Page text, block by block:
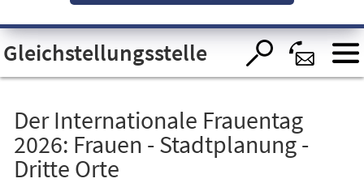
Visuelle
Assistenzsoftware
öffnen.
Gleichstellungsstelle
Der Internationale Frauentag
2026: Frauen - Stadtplanung -
Dritte Orte